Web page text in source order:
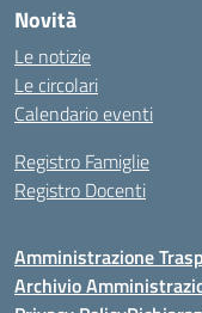
Novità
Le notizie
Le circolari
Calendario eventi
Registro Famiglie
Registro Docenti
Amministrazione
Archivio